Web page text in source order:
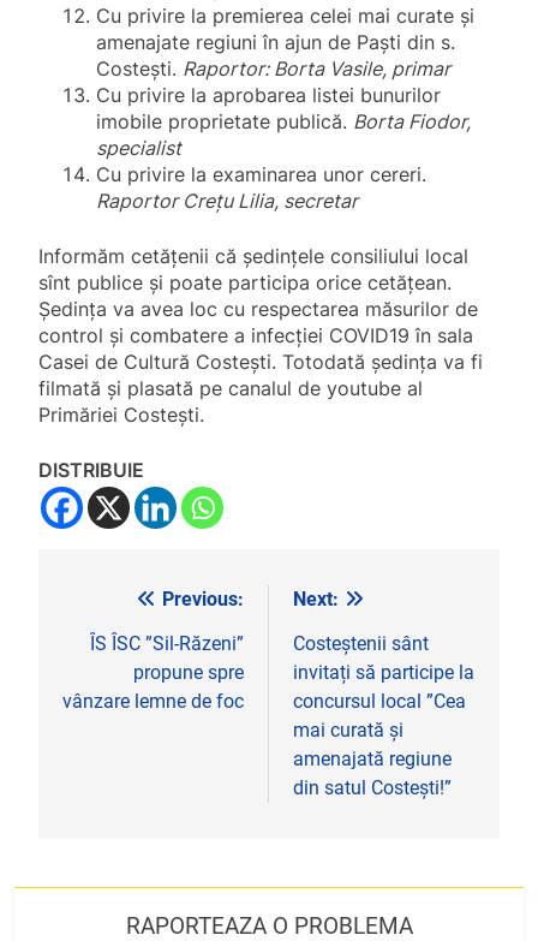
Cu privire la premierea celei mai curate și
amenajate regiuni în ajun de Paști din s.
Costești. Raportor: Borta Vasile, primar
Cu privire la aprobarea listei bunurilor
imobile proprietate publică. Borta Fiodor,
specialist
Cu privire la examinarea unor cereri.
Raportor Crețu Lilia, secretar
Informăm cetățenii că ședințele consiliului local
sînt publice și poate participa orice cetățean.
Ședința va avea loc cu respectarea măsurilor de
control și combatere a infecției COVID19 în sala
Casei de Cultură Costești. Totodată ședința va fi
filmată și plasată pe canalul de youtube al
Primăriei Costești.
DISTRIBUIE
Navigare
articole
Previous:
ÎS ÎSC ”Sil-Răzeni”
propune spre
vânzare lemne de foc
Next:
Costeștenii sânt
invitați să participe la
concursul local ”Cea
mai curată și
amenajată regiune
din satul Costești!”
RAPORTEAZA O PROBLEMA